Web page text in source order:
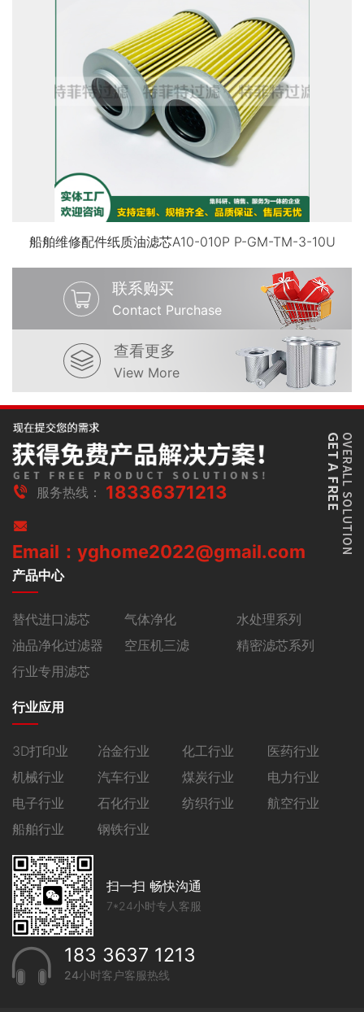
船舶维修配件纸质油滤芯A10-010P P-GM-TM-3-10U
联系购买
Contact Purchase
查看更多
View More
服务热线： 18336371213
Email：yghome2022@gmail.com
产品中心
替代进口滤芯 气体净化
水处理系列
油品净化过滤器
空压机三滤
精密滤芯系列
行业专用滤芯
行业应用
3D打印业 冶金行业 化工行业
医药行业
机械行业
汽车行业 煤炭行业
电力行业
电子行业
石化行业 纺织行业
航空行业
船舶行业
钢铁行业
扫一扫 畅快沟通
7*24小时专人客服
183 3637 1213
24小时客户客服热线